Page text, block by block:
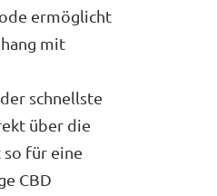
ermöglicht
mit
schnellste
über die
für eine
CBD